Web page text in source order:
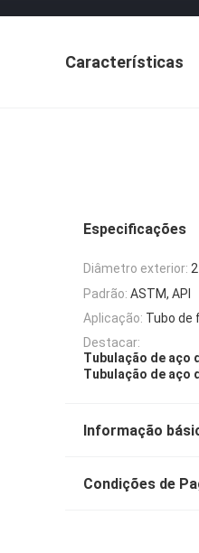
Características
Especificações
Diâmetro exterior:
Padrão: ASTM, API
Aplicação: Tubo de
Destacar:
Tubulação de aço
Tubulação de aço
Informação
Condições de